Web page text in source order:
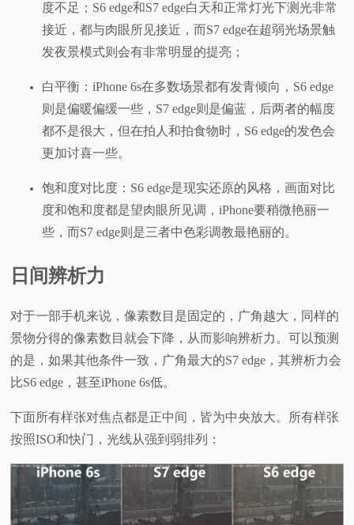
度不足；S6 edge和S7 edge白天和正常灯光下测光非常
接近，都与肉眼所见接近，而S7 edge在超弱光场景触
发夜景模式则会有非常明显的提亮；
白平衡：iPhone 6s在多数场景都有发青倾向，S6 edge
则是偏暖偏缓一些，S7 edge则是偏蓝，后两者的幅度
都不是很大，但在拍人和拍食物时，S6 edge的发色会
更加讨喜一些。
饱和度对比度：S6 edge是现实还原的风格，画面对比
度和饱和度都是望肉眼所见调，iPhone要稍微艳丽一
些，而S7 edge则是三者中色彩调教最艳丽的。
日间辨析力
对于一部手机来说，像素数目是固定的，广角越大，同样的
景物分得的像素数目就会下降，从而影响辨析力。可以预测
的是，如果其他条件一致，广角最大的S7 edge，其辨析力会
比S6 edge，甚至iPhone 6s低。
下面所有样张对焦点都是正中间，皆为中央放大。所有样张
按照ISO和快门，光线从强到弱排列：